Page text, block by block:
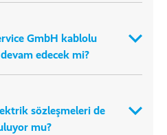
GmbH kablolu
devam edecek mi?
sözleşmeleri de
mu?